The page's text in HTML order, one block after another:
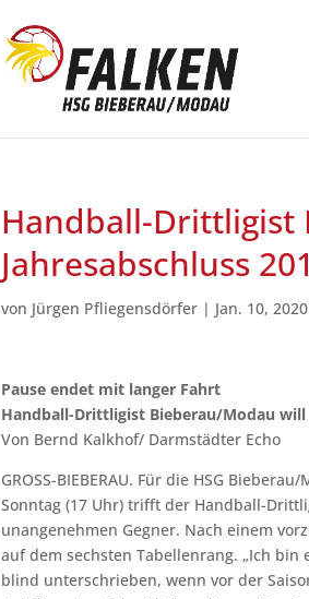
Handball-Drittligist
Jahresabschluss
von Jürgen Pfliegensdörfer | Jan. 10, 2020
Pause endet mit langer Fahrt
Handball-Drittligist Bieberau/Modau will
Von Bernd Kalkhof/ Darmstädter Echo
GROSS-BIEBERAU. Für die HSG
Sonntag (17 Uhr) trifft der Handball-
unangenehmen Gegner. Nach einem
auf dem sechsten Tabellenrang. „Ich
blind unterschrieben, wenn vor der